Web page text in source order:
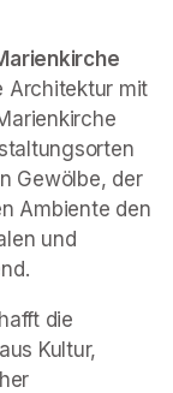
Architektur mit
Gewölbe, der
Ambiente den
und
die
Kultur,